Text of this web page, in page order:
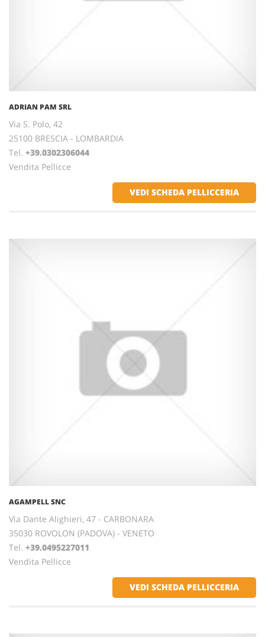
ADRIAN PAM SRL
Via S. Polo, 42
25100 BRESCIA - LOMBARDIA
Tel. +39.0302306044
Vendita Pellicce
VEDI SCHEDA PELLICCERIA
AGAMPELL SNC
Via Dante Alighieri, 47 - CARBONARA
35030 ROVOLON (PADOVA) - VENETO
Tel. +39.0495227011
Vendita Pellicce
VEDI SCHEDA PELLICCERIA